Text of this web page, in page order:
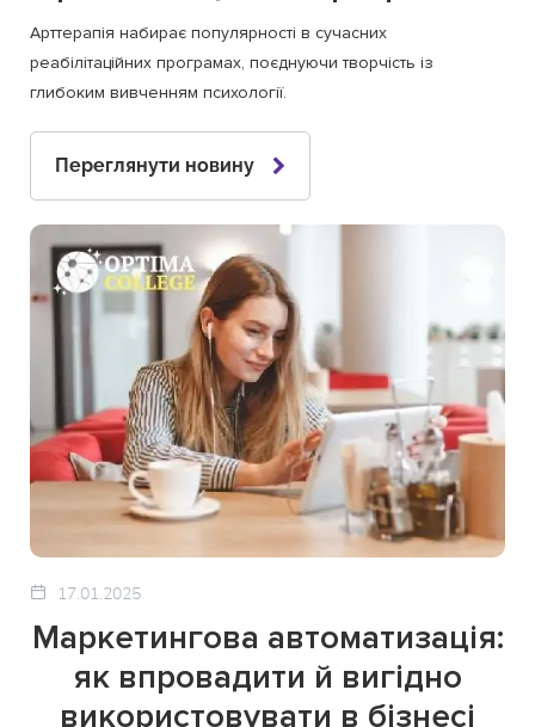
Арттерапія набирає популярності в сучасних
реабілітаційних програмах, поєднуючи творчість із
глибоким вивченням психології.
Переглянути новину
17.01.2025
Маркетингова автоматизація:
як впровадити й вигідно
використовувати в бізнесі